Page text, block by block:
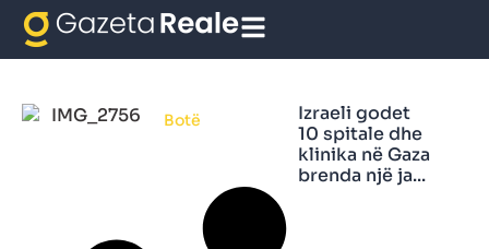
Spitalet e shkatrruara
Botë
Izraeli godet
10 spitale dhe
klinika në Gaza
brenda një ja...